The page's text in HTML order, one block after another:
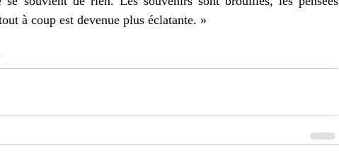
à coup est devenue plus éclatante. »